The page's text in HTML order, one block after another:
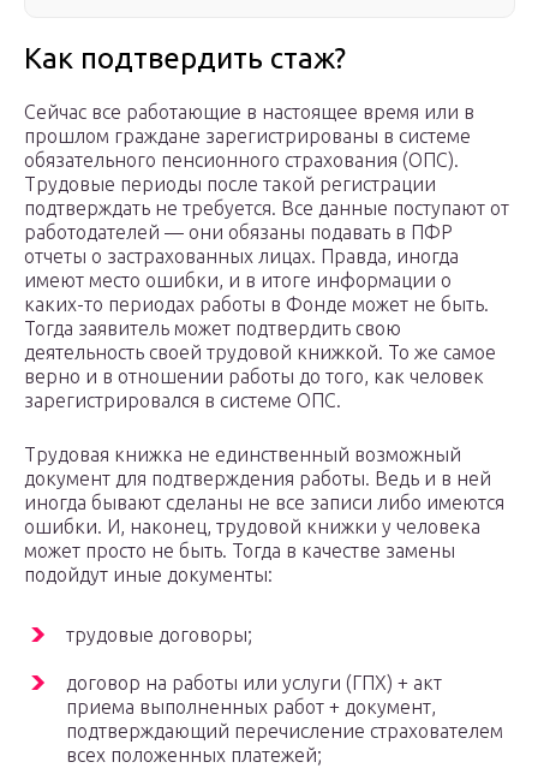
Как подтвердить стаж?
Сейчас все работающие в настоящее время или в
прошлом граждане зарегистрированы в системе
обязательного пенсионного страхования (ОПС).
Трудовые периоды после такой регистрации
подтверждать не требуется. Все данные поступают от
работодателей — они обязаны подавать в ПФР
отчеты о застрахованных лицах. Правда, иногда
имеют место ошибки, и в итоге информации о
каких-то периодах работы в Фонде может не быть.
Тогда заявитель может подтвердить свою
деятельность своей трудовой книжкой. То же самое
верно и в отношении работы до того, как человек
зарегистрировался в системе ОПС.
Трудовая книжка не единственный возможный
документ для подтверждения работы. Ведь и в ней
иногда бывают сделаны не все записи либо имеются
ошибки. И, наконец, трудовой книжки у человека
может просто не быть. Тогда в качестве замены
подойдут иные документы:
трудовые договоры;
договор на работы или услуги (ГПХ) + акт
приема выполненных работ + документ,
подтверждающий перечисление страхователем
всех положенных платежей;